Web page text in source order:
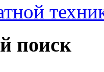
поиск